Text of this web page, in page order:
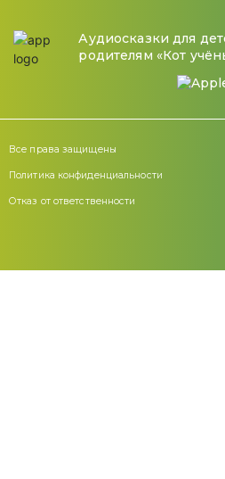
Аудиосказки для
родителям «Кот
Все права защищены
Политика конфиденциальности
Отказ от ответственности